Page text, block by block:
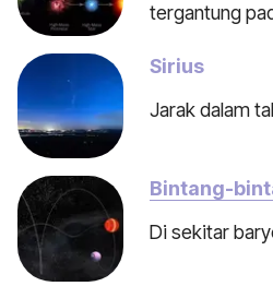
tergantung
Sirius
Jarak dalam
Bintang-
Di sekitar